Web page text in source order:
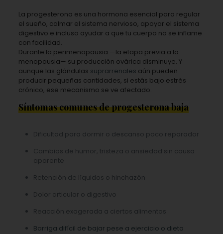
La progesterona es una hormona esencial para regular
el sueño, calmar el sistema nervioso, apoyar el sistema
digestivo e incluso ayudar a que tu cuerpo no se inflame
con facilidad.
Durante la perimenopausia —la etapa previa a la
menopausia— su producción ovárica disminuye. Y
aunque las glándulas suprarrenales aún pueden
producir pequeñas cantidades, si estás bajo estrés
crónico, ese mecanismo se ve afectado.
Síntomas comunes de progesterona baja
Dificultad para dormir o descanso poco reparador
Cambios de humor, tristeza o ansiedad sin causa
aparente
Retención de líquidos o hinchazón
Dolor articular o digestivo
Reacción exagerada a ciertos alimentos
Barriga difícil de bajar pese a ejercicio o dieta